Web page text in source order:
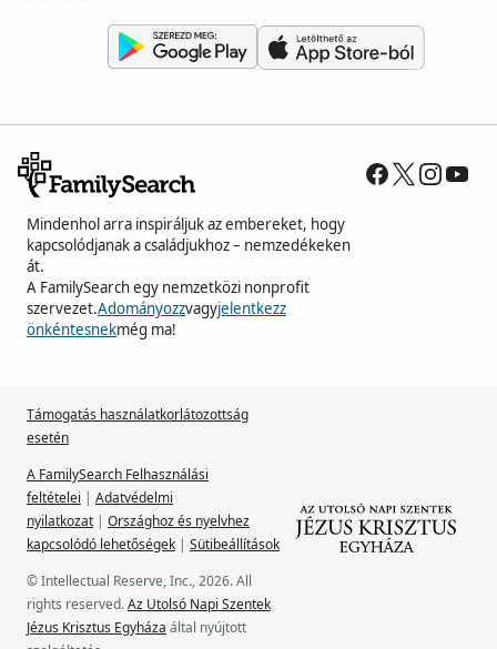
Mindenhol arra inspiráljuk az embereket, hogy
kapcsolódjanak a családjukhoz – nemzedékeken
át.
A FamilySearch egy nemzetközi nonprofit
szervezet.Adományozzvagyjelentkezz
önkéntesnekmég ma!
Támogatás használatkorlátozottság
esetén
A FamilySearch Felhasználási
feltételei | Adatvédelmi
nyilatkozat | Országhoz és nyelvhez
kapcsolódó lehetőségek | Sütibeállítások
© Intellectual Reserve, Inc., 2026. All
rights reserved.Az Utolsó Napi Szentek
Jézus Krisztus Egyháza által nyújtott